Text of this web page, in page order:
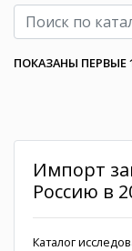
ПОКАЗАНЫ ПЕРВЫЕ
Импорт
Россию в
Каталог